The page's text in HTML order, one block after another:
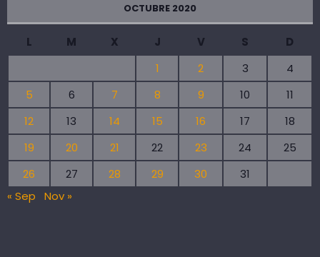
OCTUBRE 2020
L M X J V S
D
1
2 3
4
5
6 7 8 9 10
11
12
13 14 15 16 17
18
19
20 21 22 23 24
25
26
27 28 29 30
31
« Sep
Nov »